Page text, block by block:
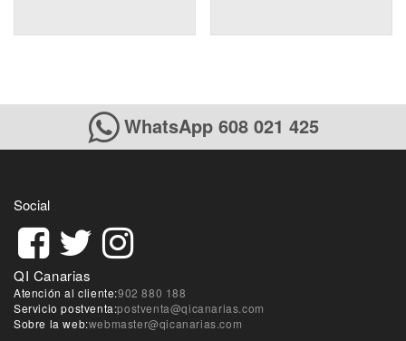
WhatsApp 608 021 425
Social
QI Canarias
Atención al cliente:902 880 188
Servicio postventa:postventa@qicanarias.com
Sobre la web:webmaster@qicanarias.com